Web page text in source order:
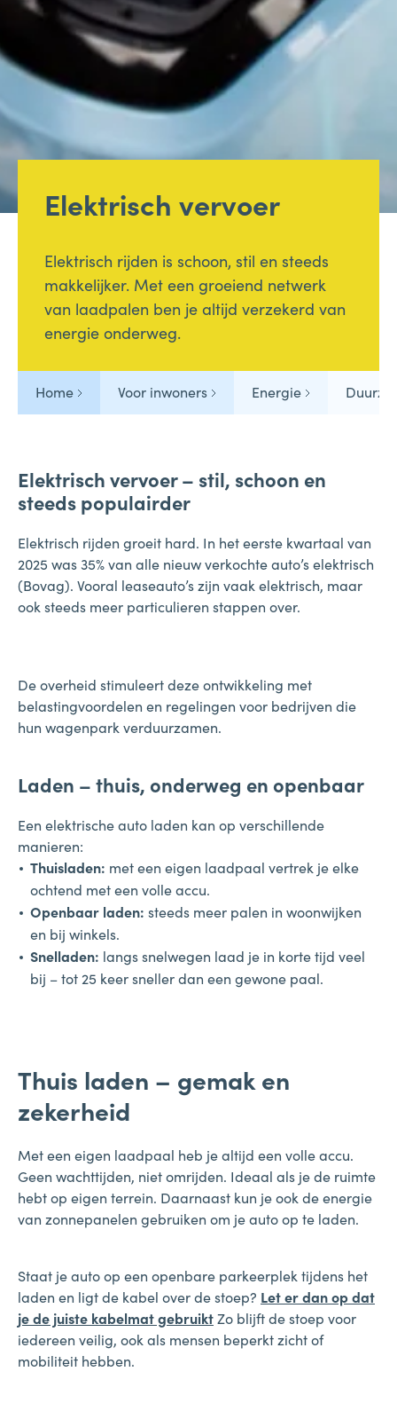
Elektrisch vervoer
Elektrisch rijden is schoon, stil en steeds
makkelijker. Met een groeiend netwerk
van laadpalen ben je altijd verzekerd van
energie onderweg.
Home Voor inwoners Energie
Elektrisch vervoer – stil, schoon en
steeds populairder
Elektrisch rijden groeit hard. In het eerste kwartaal van
2025 was 35% van alle nieuw verkochte auto’s elektrisch
(Bovag). Vooral leaseauto’s zijn vaak elektrisch, maar
ook steeds meer particulieren stappen over.
De overheid stimuleert deze ontwikkeling met
belastingvoordelen en regelingen voor bedrijven die
hun wagenpark verduurzamen.
Laden – thuis, onderweg en openbaar
Een elektrische auto laden kan op verschillende
manieren:
Thuisladen: met een eigen laadpaal vertrek je elke
ochtend met een volle accu.
Openbaar laden: steeds meer palen in woonwijken
en bij winkels.
Snelladen: langs snelwegen laad je in korte tijd veel
bij – tot 25 keer sneller dan een gewone paal.
Thuis laden – gemak en
zekerheid
Met een eigen laadpaal heb je altijd een volle accu.
Geen wachttijden, niet omrijden. Ideaal als je de ruimte
hebt op eigen terrein. Daarnaast kun je ook de energie
van zonnepanelen gebruiken om je auto op te laden.
Staat je auto op een openbare parkeerplek tijdens het
laden en ligt de kabel over de stoep? Let er dan op dat
je de juiste kabelmat gebruiktZo blijft de stoep voor
iedereen veilig, ook als mensen beperkt zicht of
mobiliteit hebben.